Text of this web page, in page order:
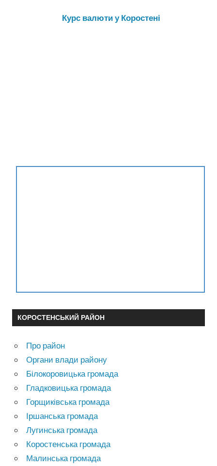
Курс валюти у Коростені
КОРОСТЕНСЬКИЙ РАЙОН
Про район
Органи влади району
Білокоровицька громада
Гладковицька громада
Горщиківська громада
Іршанська громада
Лугинська громада
Коростенська громада
Малинська громада